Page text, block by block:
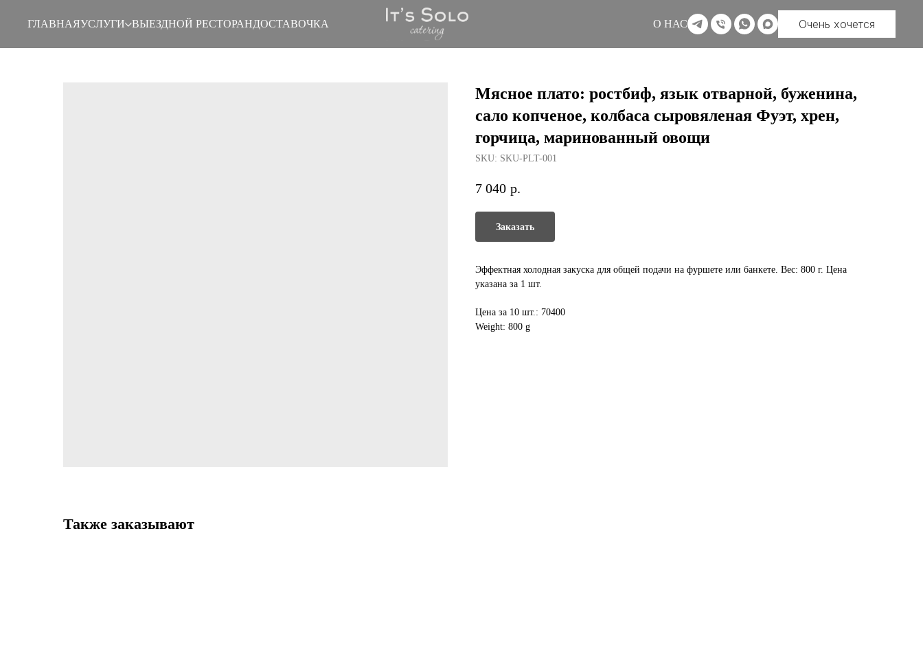
ГЛАВНАЯУСЛУГИ ВЫЕЗДНОЙ РЕСТОРАНДОСТАВОЧКА О НАС Очень хочется
Мясное плато: ростбиф, язык отварной, буженина,
сало копченое, колбаса сыровяленая Фуэт, хрен,
горчица, маринованный овощи
SKU: SKU-PLT-001
7 040 р.
Заказать
Эффектная холодная закуска для общей подачи на фуршете или банкете. Вес: 800 г. Цена
указана за 1 шт.
Цена за 10 шт.: 70400
Weight: 800 g
Также заказывают